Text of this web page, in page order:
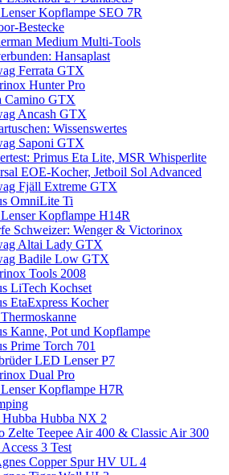
Kopflampe SEO 7R
Bestecke
Medium Multi-Tools
Hansaplast
Ferrata GTX
Hunter Pro
Camino GTX
Ancash GTX
Wissenswertes
Saponi GTX
Primus Eta Lite, MSR Whisperlite
EOE-Kocher, Jetboil Sol Advanced
Fjäll Extreme GTX
OmniLite Ti
Kopflampe H14R
Schweizer: Wenger & Victorinox
Altai Lady GTX
Badile Low GTX
Tools 2008
LiTech Kochset
EtaExpress Kocher
Kanne, Pot und Kopflampe
Prime Torch 701
LED Lenser P7
Dual Pro
Kopflampe H7R
Hubba NX 2
Zelte Teepee Air 400 & Classic Air 300
3 Test
Copper Spur HV UL 4